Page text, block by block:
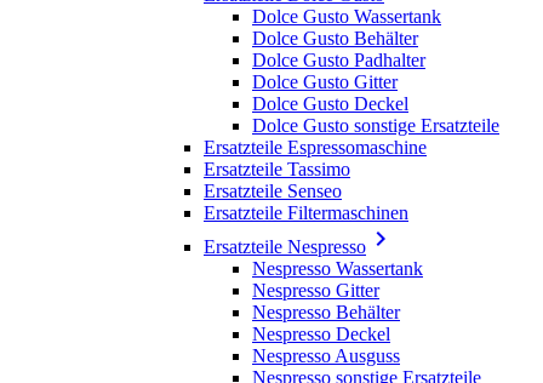
Dolce Gusto Wassertank
Dolce Gusto Behälter
Dolce Gusto Padhalter
Dolce Gusto Gitter
Dolce Gusto Deckel
Dolce Gusto sonstige Ersatzteile
Ersatzteile Espressomaschine
Ersatzteile Tassimo
Ersatzteile Senseo
Ersatzteile Filtermaschinen
Ersatzteile Nespresso 
Nespresso Wassertank
Nespresso Gitter
Nespresso Behälter
Nespresso Deckel
Nespresso Ausguss
Nespresso sonstige Ersatzteile